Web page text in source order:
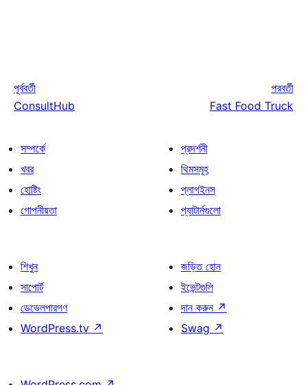
পূর্ববর্তী
ConsultHub
পরবর্তী
Fast Food Truck
সম্পর্কে
খবর
হোষ্টিং
গোপনীয়তা
প্রদর্শনী
থিমসমূহ
প্লাগইনস
প্যাটার্নগুলো
শিখুন
সাপোর্ট
ডেভেলপারগণ
WordPress.tv ↗
জড়িত হোন
ইভেন্টগুলি
দান করুন ↗
Swag ↗